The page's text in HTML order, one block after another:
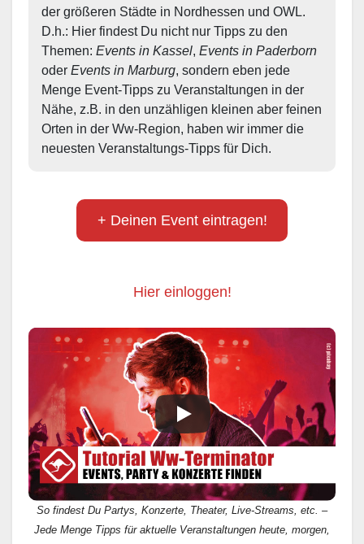
der größeren Städte in Nordhessen und OWL.
D.h.: Hier findest Du nicht nur Tipps zu den
Themen: Events in Kassel, Events in Paderborn
oder Events in Marburg, sondern eben jede
Menge Event-Tipps zu Veranstaltungen in der
Nähe, z.B. in den unzähligen kleinen aber feinen
Orten in der Ww-Region, haben wir immer die
neuesten Veranstaltungs-Tipps für Dich.
+ Deinen Event eintragen!
Hier einloggen!
So findest Du Partys, Konzerte, Theater, Live-Streams, etc. –
Jede Menge Tipps für aktuelle Veranstaltungen heute, morgen,